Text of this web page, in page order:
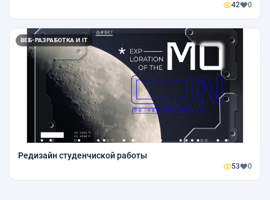
42 0
ВЕБ-РАЗРАБОТКА И IT
Редизайн студенчиской работы
53 0